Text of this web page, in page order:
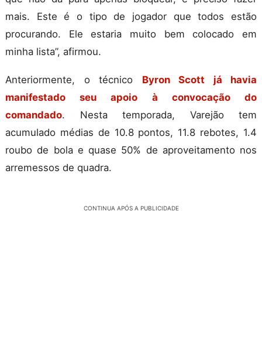
mais. Este é o tipo de jogador que todos estão
procurando. Ele estaria muito bem colocado em
minha lista”, afirmou.
Anteriormente, o técnico Byron Scott já havia
manifestado seu apoio à convocação do
comandado. Nesta temporada, Varejão tem
acumulado médias de 10.8 pontos, 11.8 rebotes, 1.4
roubo de bola e quase 50% de aproveitamento nos
arremessos de quadra.
CONTINUA APÓS A PUBLICIDADE